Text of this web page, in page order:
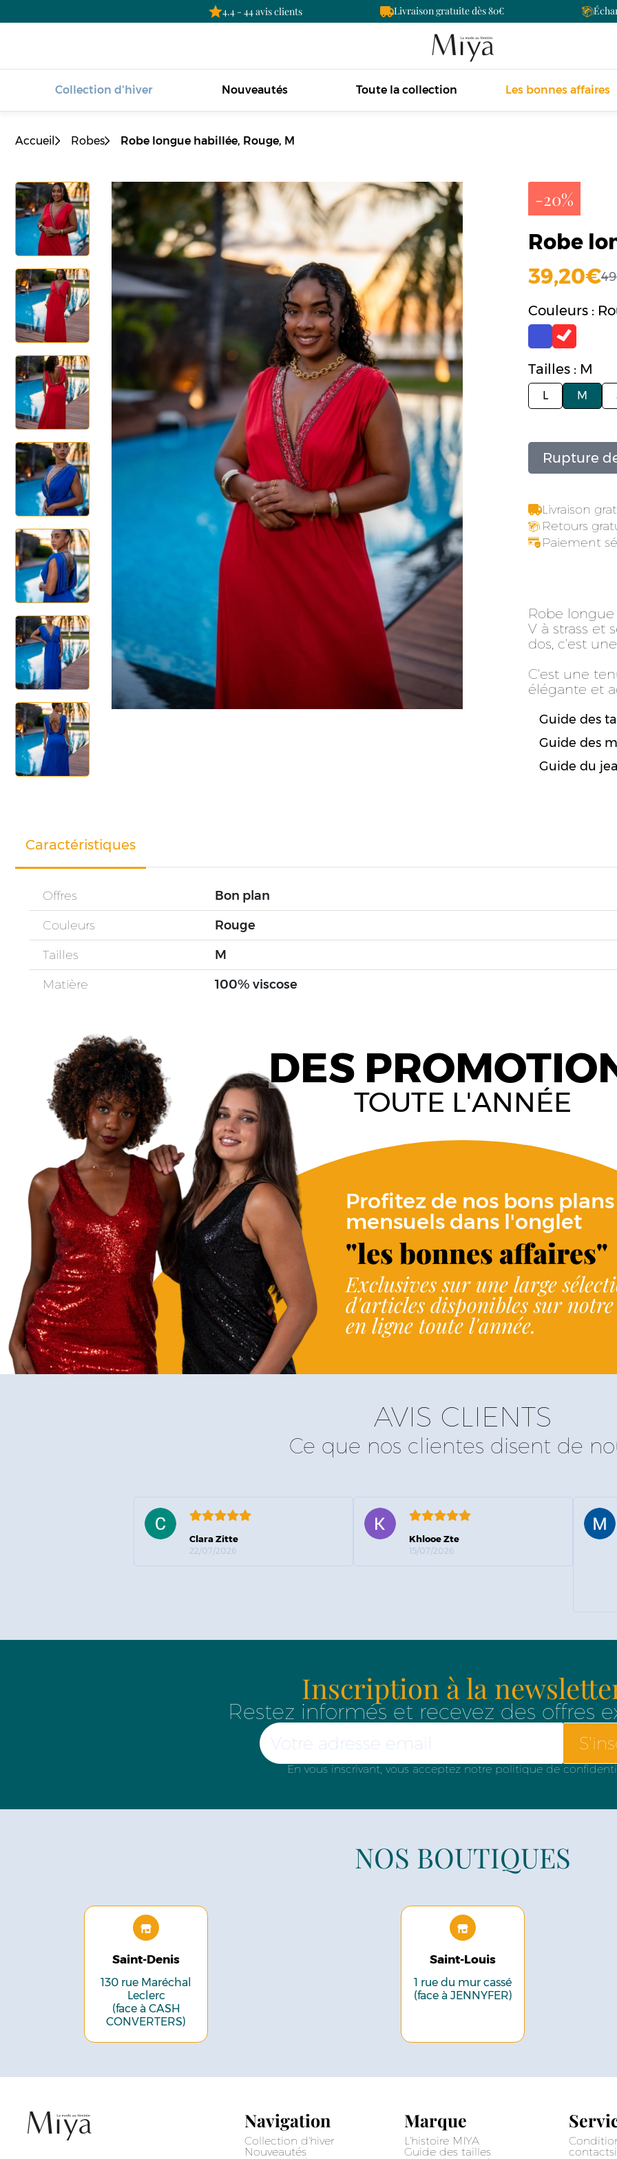
4.4 - 44 avis clients Livraison gratuite dès 80
Collection d'hiver Nouveautés Toute la collection Les bonnes affaires
Accueil Robes Robe longue habillée, Rouge, M
-20%
Robe
39,20
Couleurs :
Tailles : M
L M
Rupture
Livraison
Retours
Paiement
Robe
V à strass et
dos, c'est
C'est une
élégante et
Guide des
Guide des
Guide du
Caractéristiques
Offres
Bon plan
Couleurs
Rouge
Tailles
M
Matière
100% viscose
DES
TOUTE L'ANNÉE
Profitez de nos bons plans
mensuels dans l'onglet
"les bonnes affaires"
Exclusives sur une large
d'articles disponibles sur
en ligne toute l'année.
AVIS CLIENTS
Ce que nos clientes disent de
Clara Zitte
22/07/2026
Khlooe Zte
15/07/2026
Inscription à la
Restez informés et recevez des offres
En vous inscrivant, vous acceptez notre politique de
NOS BOUTIQUES
Saint-Denis
130 rue Maréchal
Leclerc
(face à CASH
CONVERTERS)
Saint-Louis
1 rue du mur cassé
(face à JENNYFER)
Navigation
Collection d'hiver
Nouveautés
Marque
L'histoire MIYA
Guide des tailles